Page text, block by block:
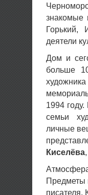
знакомые
Горький,
деятели
Дом и
больше
1994
семьи
личные
Киселёва
Предметы
писателя.